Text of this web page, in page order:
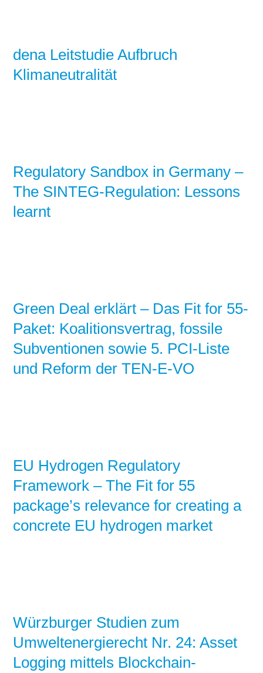
dena Leitstudie Aufbruch
Klimaneutralität
Regulatory Sandbox in Germany –
The SINTEG-Regulation: Lessons
learnt
Green Deal erklärt – Das Fit for 55-
Paket: Koalitionsvertrag, fossile
Subventionen sowie 5. PCI-Liste
und Reform der TEN-E-VO
EU Hydrogen Regulatory
Framework – The Fit for 55
package’s relevance for creating a
concrete EU hydrogen market
Würzburger Studien zum
Umweltenergierecht Nr. 24: Asset
Logging mittels Blockchain-